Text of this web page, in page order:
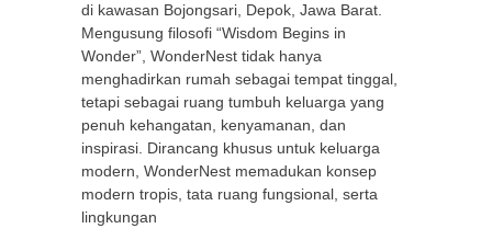
di kawasan Bojongsari, Depok, Jawa Barat.
Mengusung filosofi “Wisdom Begins in
Wonder”, WonderNest tidak hanya
menghadirkan rumah sebagai tempat tinggal,
tetapi sebagai ruang tumbuh keluarga yang
penuh kehangatan, kenyamanan, dan
inspirasi. Dirancang khusus untuk keluarga
modern, WonderNest memadukan konsep
modern tropis, tata ruang fungsional, serta
lingkungan